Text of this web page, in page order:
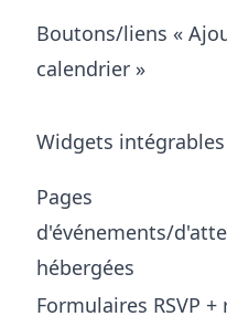
Boutons/liens «
calendrier »
Widgets intégrables
Pages
d'événements/
hébergées
Formulaires RSVP +